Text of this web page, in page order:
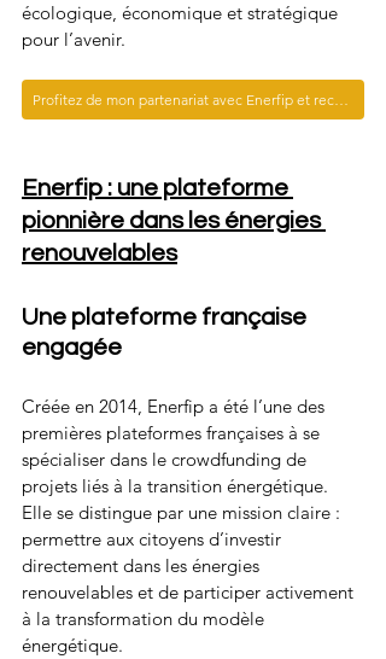
écologique, économique et stratégique
pour l’avenir.
Profitez de mon partenariat avec Enerfip et recevez un bon cadeau de 30 euros pour un premier investissement de 100 euros minimum!
Enerfip : une plateforme
pionnière dans les énergies
renouvelables
Une plateforme française
engagée
Créée en 2014, Enerfip a été l’une des
premières plateformes françaises à se
spécialiser dans le crowdfunding de
projets liés à la transition énergétique.
Elle se distingue par une mission claire :
permettre aux citoyens d’investir
directement dans les énergies
renouvelables et de participer activement
à la transformation du modèle
énergétique.